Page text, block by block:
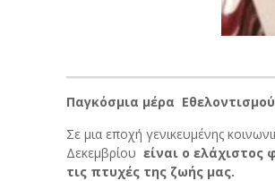
Παγκόσμια μέρα Εθελοντισμού
Σε μια εποχή γενικευμένης
Δεκεμβρίουείναι ο
τις πτυχές της ζωής μας.